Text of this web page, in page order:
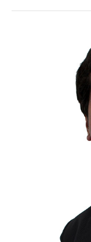
VER